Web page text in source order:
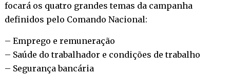
focará os quatro grandes temas da campanha
definidos pelo Comando Nacional:
– Emprego e remuneração
– Saúde do trabalhador e condições de trabalho
– Segurança bancária